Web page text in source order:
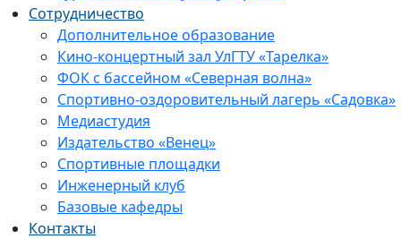
Сотрудничество
Дополнительное образование
Кино-концертный зал УлГТУ «Тарелка»
ФОК с бассейном «Северная волна»
Спортивно-оздоровительный лагерь «Садовка»
Медиастудия
Издательство «Венец»
Спортивные площадки
Инженерный клуб
Базовые кафедры
Контакты